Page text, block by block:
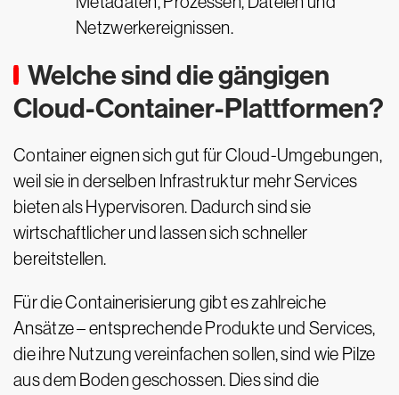
Netzwerkereignissen.
Welche sind die gängigen
Cloud-Container-Plattformen?
Container eignen sich gut für Cloud-Umgebungen,
weil sie in derselben Infrastruktur mehr Services
bieten als Hypervisoren. Dadurch sind sie
wirtschaftlicher und lassen sich schneller
bereitstellen.
Für die Containerisierung gibt es zahlreiche
Ansätze – entsprechende Produkte und Services,
die ihre Nutzung vereinfachen sollen, sind wie Pilze
aus dem Boden geschossen. Dies sind die